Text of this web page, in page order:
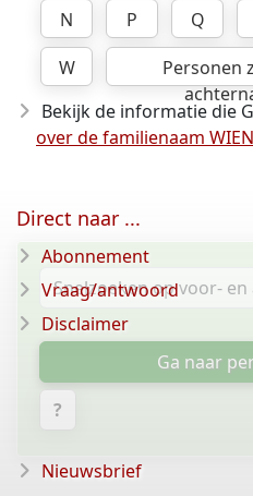
N
P Q
W
Personen
Bekijk de informatie die
over de familienaam
Ga naar
?
Direct naar ...
Abonnement
Vraag/antwoord
Disclaimer
Nieuwsbrief